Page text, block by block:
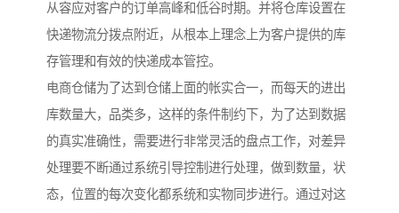
从容应对客户的订单高峰和低谷时期。并将仓库设置在
快递物流分拨点附近，从根本上理念上为客户提供的库
存管理和有效的快递成本管控。
电商仓储为了达到仓储上面的帐实合一，而每天的进出
库数量大，品类多，这样的条件制约下，为了达到数据
的真实准确性，需要进行非常灵活的盘点工作，对差异
处理要不断通过系统引导控制进行处理，做到数量，状
态，位置的每次变化都系统和实物同步进行。通过对这